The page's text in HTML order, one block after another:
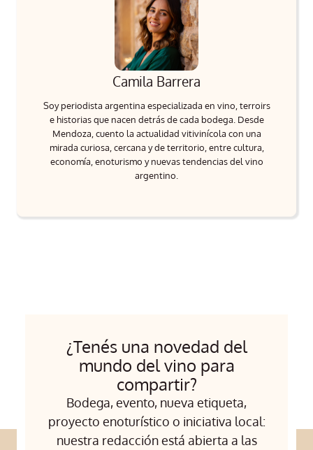
Camila Barrera
Soy periodista argentina especializada en vino, terroirs
e historias que nacen detrás de cada bodega. Desde
Mendoza, cuento la actualidad vitivinícola con una
mirada curiosa, cercana y de territorio, entre cultura,
economía, enoturismo y nuevas tendencias del vino
argentino.
¿Tenés una novedad del
mundo del vino para
compartir?
Bodega, evento, nueva etiqueta,
proyecto enoturístico o iniciativa local:
nuestra redacción está abierta a las